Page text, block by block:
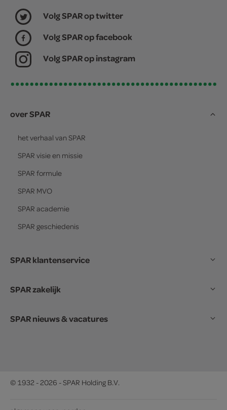
Volg SPAR op twitter
Volg SPAR op facebook
Volg SPAR op instagram
over SPAR
het verhaal van SPAR
SPAR visie en missie
SPAR formule
SPAR MVO
SPAR academie
SPAR geschiedenis
SPAR klantenservice
SPAR zakelijk
SPAR nieuws & vacatures
© 1932 - 2026 - SPAR Holding B.V.